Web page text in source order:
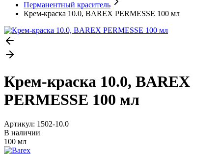
Перманентный краситель
Крем-краска 10.0, BAREX PERMESSE 100 мл
Крем-краска 10.0, BAREX
PERMESSE 100 мл
Артикул: 1502-10.0
В наличии
100 мл